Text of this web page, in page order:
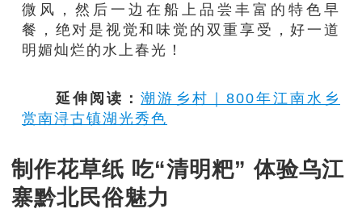
微风，然后一边在船上品尝丰富的特色早
餐，绝对是视觉和味觉的双重享受，好一道
明媚灿烂的水上春光！
延伸阅读：潮游乡村｜800年江南水乡
赏南浔古镇湖光秀色
制作花草纸 吃“清明粑” 体验乌江
寨黔北民俗魅力